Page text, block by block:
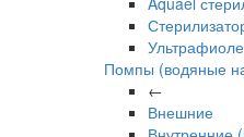
Помпы (водяные
←
Внешние